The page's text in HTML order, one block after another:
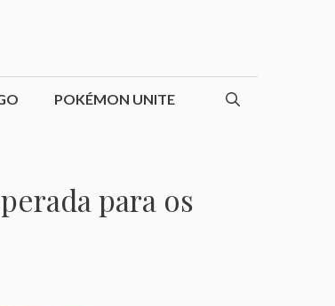
POKÉMON UNITE
para os